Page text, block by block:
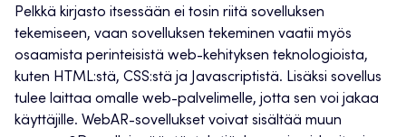
Pelkkä kirjasto itsessään ei tosin riitä sovelluksen
tekemiseen, vaan sovelluksen tekeminen vaatii myös
osaamista perinteisistä web-kehityksen teknologioista,
kuten HTML:stä, CSS:stä ja Javascriptistä. Lisäksi sovellus
tulee laittaa omalle web-palvelimelle, jotta sen voi jakaa
käyttäjille. WebAR-sovellukset voivat sisältää muun